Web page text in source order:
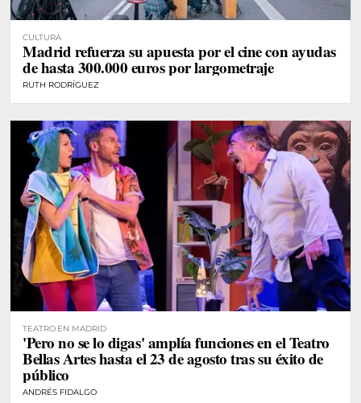
CULTURA
Madrid refuerza su apuesta por el cine con ayudas
de hasta 300.000 euros por largometraje
RUTH RODRÍGUEZ
TEATRO EN MADRID
'Pero no se lo digas' amplía funciones en el Teatro
Bellas Artes hasta el 23 de agosto tras su éxito de
público
ANDRÉS FIDALGO